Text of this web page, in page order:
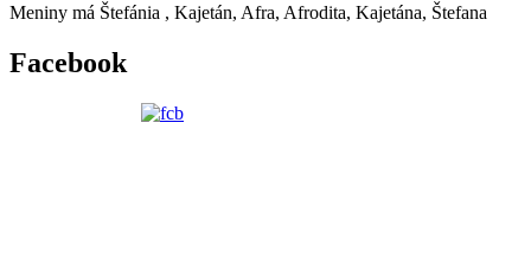
Meniny má Štefánia , Kajetán, Afra, Afrodita, Kajetána, Štefana
Facebook